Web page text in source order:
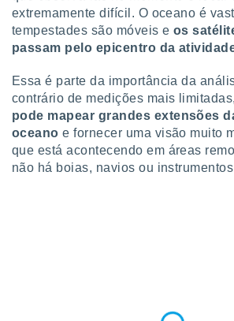
seu
ou opor-
qualquer
na
extremamente difícil. O oceano é
tempestades são móveis e os
passam pelo epicentro da
Essa é parte da importância da
contrário de medições mais
pode mapear grandes extensões
oceano e fornecer uma visão muito
que está acontecendo em áreas
não há boias, navios ou